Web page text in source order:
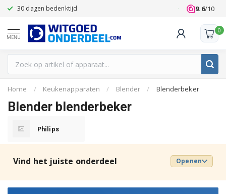
30 dagen bedenktijd Klanten
9.6/10
MENU
0
Home / Keukenapparaten / Blender / Blenderbeker
Blender blenderbeker
Philips
Vind het juiste onderdeel Openen